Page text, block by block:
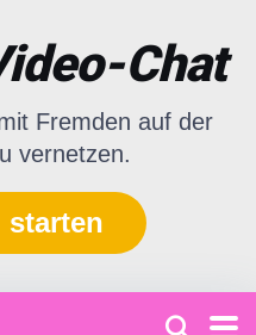
Chat
Fremden auf der
vernetzen.
starten